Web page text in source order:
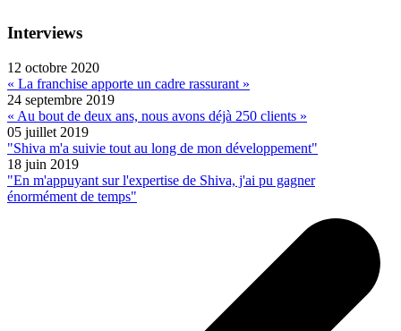
Interviews
12 octobre 2020
« La franchise apporte un cadre rassurant »
24 septembre 2019
« Au bout de deux ans, nous avons déjà 250 clients »
05 juillet 2019
"Shiva m'a suivie tout au long de mon développement"
18 juin 2019
"En m'appuyant sur l'expertise de Shiva, j'ai pu gagner
énormément de temps"